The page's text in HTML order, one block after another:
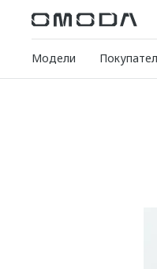
Модели